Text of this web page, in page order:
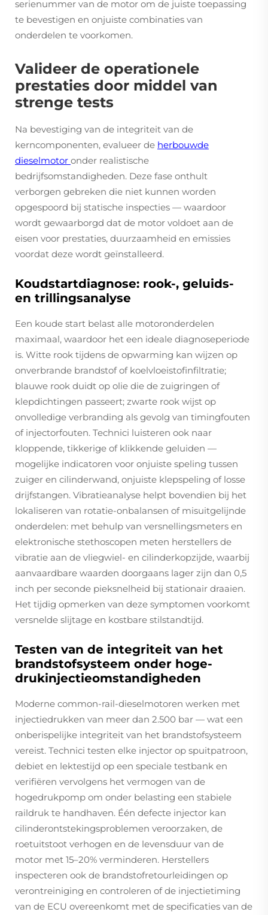
serienummer van de motor om de juiste toepassing
te bevestigen en onjuiste combinaties van
onderdelen te voorkomen.
Valideer de operationele
prestaties door middel van
strenge tests
Na bevestiging van de integriteit van de
kerncomponenten, evalueer de herbouwde
dieselmotor onder realistische
bedrijfsomstandigheden. Deze fase onthult
verborgen gebreken die niet kunnen worden
opgespoord bij statische inspecties — waardoor
wordt gewaarborgd dat de motor voldoet aan de
eisen voor prestaties, duurzaamheid en emissies
voordat deze wordt geïnstalleerd.
Koudstartdiagnose: rook-, geluids-
en trillingsanalyse
Een koude start belast alle motoronderdelen
maximaal, waardoor het een ideale diagnoseperiode
is. Witte rook tijdens de opwarming kan wijzen op
onverbrande brandstof of koelvloeistofinfiltratie;
blauwe rook duidt op olie die de zuigringen of
klepdichtingen passeert; zwarte rook wijst op
onvolledige verbranding als gevolg van timingfouten
of injectorfouten. Technici luisteren ook naar
kloppende, tikkerige of klikkende geluiden —
mogelijke indicatoren voor onjuiste speling tussen
zuiger en cilinderwand, onjuiste klepspeling of losse
drijfstangen. Vibratieanalyse helpt bovendien bij het
lokaliseren van rotatie-onbalansen of misuitgelijnde
onderdelen: met behulp van versnellingsmeters en
elektronische stethoscopen meten herstellers de
vibratie aan de vliegwiel- en cilinderkopzijde, waarbij
aanvaardbare waarden doorgaans lager zijn dan 0,5
inch per seconde pieksnelheid bij stationair draaien.
Het tijdig opmerken van deze symptomen voorkomt
versnelde slijtage en kostbare stilstandtijd.
Testen van de integriteit van het
brandstofsysteem onder hoge-
drukinjectieomstandigheden
Moderne common-rail-dieselmotoren werken met
injectiedrukken van meer dan 2.500 bar — wat een
onberispelijke integriteit van het brandstofsysteem
vereist. Technici testen elke injector op spuitpatroon,
debiet en lektestijd op een speciale testbank en
verifiëren vervolgens het vermogen van de
hogedrukpomp om onder belasting een stabiele
raildruk te handhaven. Één defecte injector kan
cilinderontstekingsproblemen veroorzaken, de
roetuitstoot verhogen en de levensduur van de
motor met 15–20% verminderen. Herstellers
inspecteren ook de brandstofretourleidingen op
verontreiniging en controleren of de injectietiming
van de ECU overeenkomt met de specificaties van de